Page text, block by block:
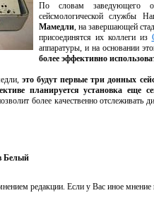
По словам заведующего
сейсмологической службы
Мамедли, на завершающей
присоединятся их коллеги из
аппаратуры, и на основании
более эффективно
это будут первые три донных
планируется установка еще
более качественно отслеживать
Белый
редакции. Если у Вас иное